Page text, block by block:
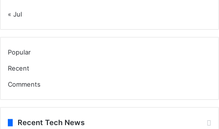
« Jul
Popular
Recent
Comments
Recent Tech News